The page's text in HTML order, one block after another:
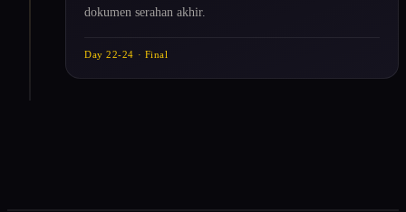
dokumen serahan akhir.
Day 22-24 · Final